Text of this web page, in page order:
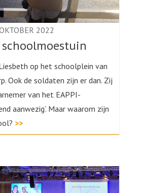
2022
op het schoolplein van
Ook de soldaten zijn er dan. Zij
van het EAPPI-
aanwezig’. Maar waarom zijn
>>